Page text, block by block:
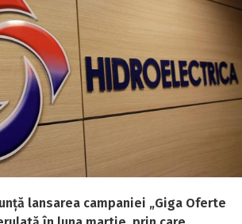
lansarea campaniei „Giga Oferte